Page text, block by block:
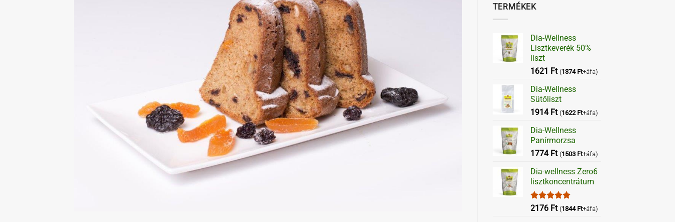
TERMÉKEK
Dia-Wellness
Lisztkeverék 50%
liszt
1621 Ft (1374 Ft+áfa)
Dia-Wellness
Sütőliszt
1914 Ft (1622 Ft+áfa)
Dia-Wellness
Panírmorzsa
1774 Ft (1503 Ft+áfa)
Dia-wellness Zero6
lisztkoncentrátum
Értékelés:
2176 Ft (1844 Ft+áfa)